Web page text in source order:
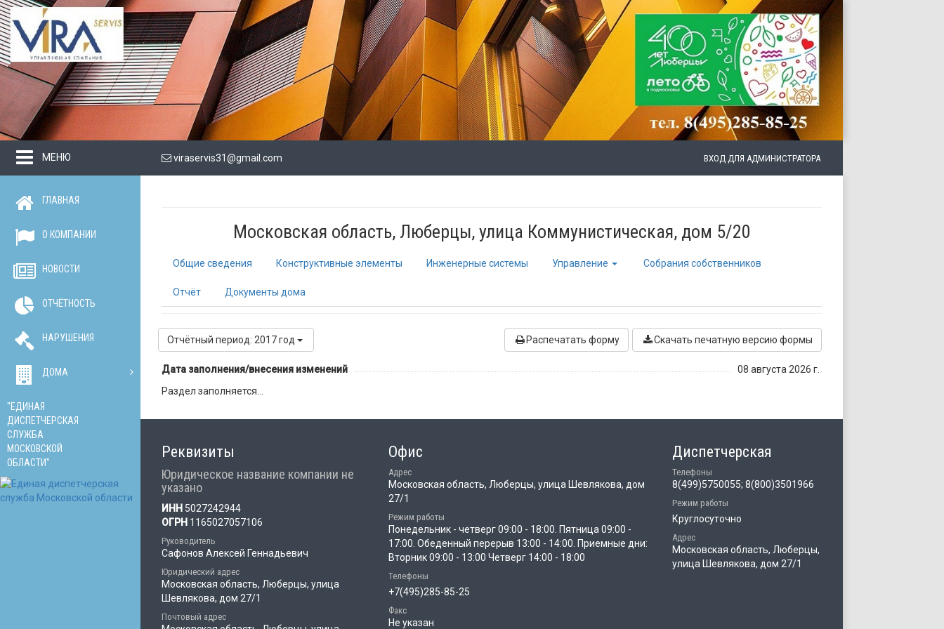
МЕНЮ viraservis31@gmail.com ВХОД ДЛЯ АДМИНИСТРАТОРА
ГЛАВНАЯ
О КОМПАНИИ
НОВОСТИ
ОТЧЁТНОСТЬ
НАРУШЕНИЯ
ДОМА
"ЕДИНАЯ
ДИСПЕТЧЕРСКАЯ
СЛУЖБА
МОСКОВСКОЙ
ОБЛАСТИ"
Московская область, Люберцы, улица Коммунистическая, дом 5/20
Общие сведения Конструктивные элементы Инженерные системы Управление Собрания собственников
Отчёт Документы дома
Отчётный период: 2017 год Распечатать форму Скачать печатную версию формы
Дата заполнения/внесения изменений
08 августа 2026 г.
Раздел заполняется...
Реквизиты
Юридическое название компании не
указано
ИНН 5027242944
ОГРН 1165027057106
Руководитель
Сафонов Алексей Геннадьевич
Юридический адрес
Московская область, Люберцы, улица
Шевлякова, дом 27/1
Почтовый адрес
Офис
Адрес
Московская область, Люберцы, улица Шевлякова, дом
27/1
Режим работы
Понедельник - четверг 09:00 - 18:00. Пятница 09:00 -
17:00. Обеденный перерыв 13:00 - 14:00. Приемные дни:
Вторник 09:00 - 13:00 Четверг 14:00 - 18:00
Телефоны
+7(495)285-85-25
Факс
Не указан
Диспетчерская
Телефоны
8(499)5750055; 8(800)3501966
Режим работы
Круглосуточно
Адрес
Московская область, Люберцы,
улица Шевлякова, дом 27/1